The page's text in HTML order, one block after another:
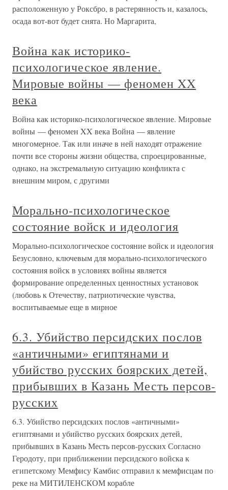
расположенную у Роксбро, в растерянность и, казалось,
осада вот-вот будет снята. Но Маргарита,
Война как историко-
психологическое явление.
Мировые войны — феномен XX
века
Война как историко-психологическое явление. Мировые
войны — феномен XX века Война — явление
многомерное. Так или иначе в ней находят отражение
почти все стороны жизни общества, спроецированные,
однако, на экстремальную ситуацию конфликта с
внешним миром, с другими
Морально-психологическое
состояние войск и идеология
Морально-психологическое состояние войск и идеология
Безусловно, ключевым для морально-психологического
состояния войск в условиях войны является
формирование определенных ценностных установок
(любовь к Отечеству, патриотические чувства,
воспитываемые еще в мирное
6.3. Убийство персидских послов
«античными» египтянами и
убийство русских боярских детей,
прибывших в Казань Месть персов-
русских
6.3. Убийство персидских послов «античными»
египтянами и убийство русских боярских детей,
прибывших в Казань Месть персов-русских Согласно
Геродоту, при приближении персидского войска к
египетскому Мемфису Камбис отправил к мемфисцам по
реке на МИТИЛЕНСКОМ корабле